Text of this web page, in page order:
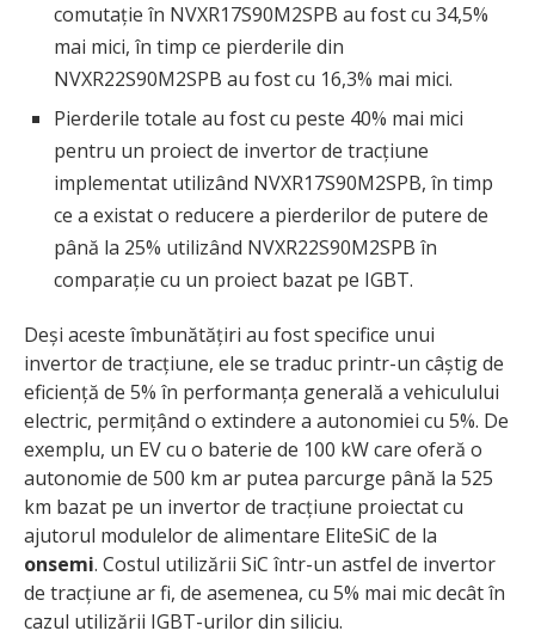
comutație în NVXR17S90M2SPB au fost cu 34,5%
mai mici, în timp ce pierderile din
NVXR22S90M2SPB au fost cu 16,3% mai mici.
Pierderile totale au fost cu peste 40% mai mici
pentru un proiect de invertor de tracțiune
implementat utilizând NVXR17S90M2SPB, în timp
ce a existat o reducere a pierderilor de putere de
până la 25% utilizând NVXR22S90M2SPB în
comparație cu un proiect bazat pe IGBT.
Deși aceste îmbunătățiri au fost specifice unui
invertor de tracțiune, ele se traduc printr-un câștig de
eficiență de 5% în performanța generală a vehiculului
electric, permițând o extindere a autonomiei cu 5%. De
exemplu, un EV cu o baterie de 100 kW care oferă o
autonomie de 500 km ar putea parcurge până la 525
km bazat pe un invertor de tracțiune proiectat cu
ajutorul modulelor de alimentare EliteSiC de la
onsemi. Costul utilizării SiC într-un astfel de invertor
de tracțiune ar fi, de asemenea, cu 5% mai mic decât în
cazul utilizării IGBT-urilor din siliciu.